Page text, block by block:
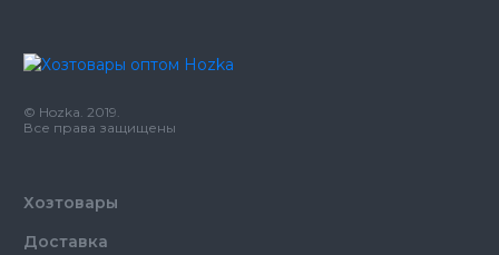
© Hozka. 2019.
Все права защищены
Хозтовары
Доставка